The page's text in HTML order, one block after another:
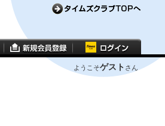
ようこそゲスト さん